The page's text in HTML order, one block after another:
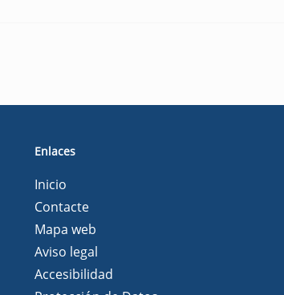
Enlaces
Inicio
Contacte
Mapa web
Aviso legal
Accesibilidad